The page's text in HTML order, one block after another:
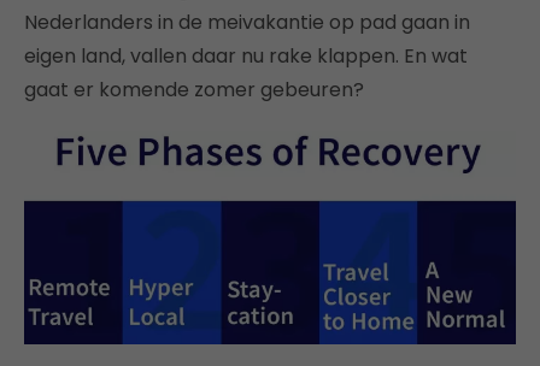
Nederlanders in de meivakantie op pad gaan in
eigen land, vallen daar nu rake klappen. En wat
gaat er komende zomer gebeuren?